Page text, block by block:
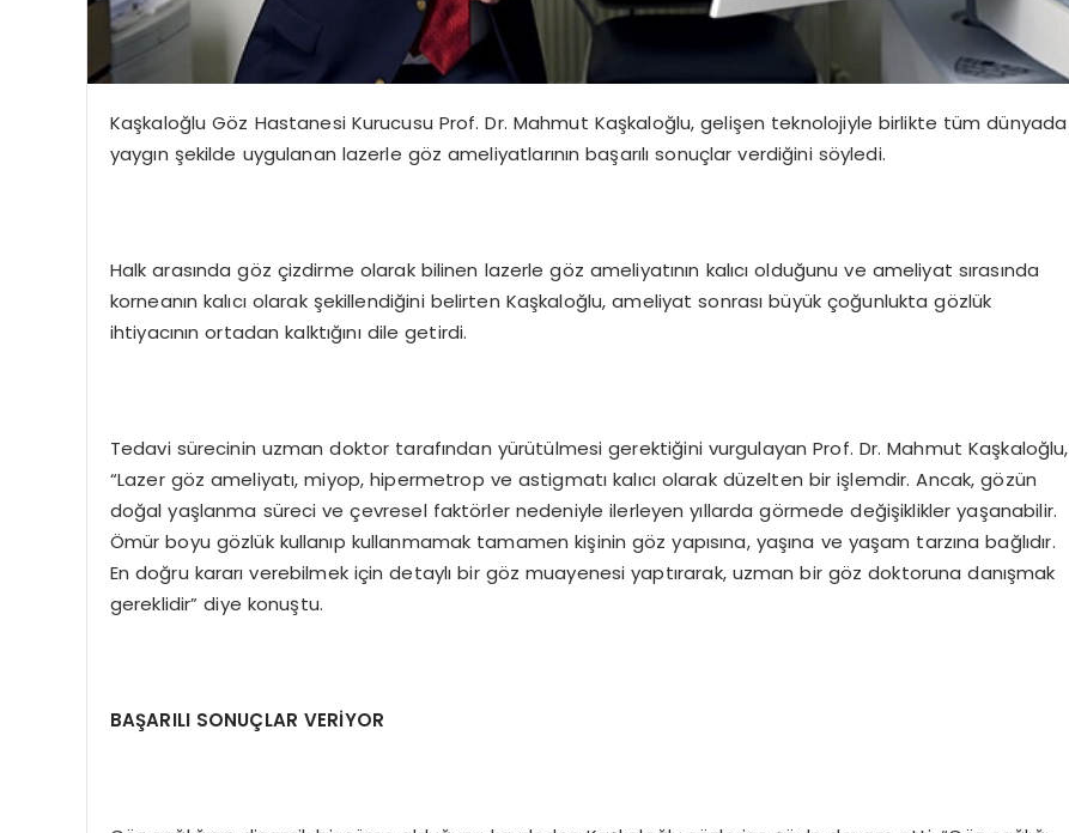
Kaşkaloğlu Göz Hastanesi Kurucusu Prof. Dr. Mahmut Kaşkaloğlu, gelişen teknolojiyle birlikte tüm dünyada
yaygın şekilde uygulanan lazerle göz ameliyatlarının başarılı sonuçlar verdiğini söyledi.
Halk arasında göz çizdirme olarak bilinen lazerle göz ameliyatının kalıcı olduğunu ve ameliyat sırasında
korneanın kalıcı olarak şekillendiğini belirten Kaşkaloğlu, ameliyat sonrası büyük çoğunlukta gözlük
ihtiyacının ortadan kalktığını dile getirdi.
Tedavi sürecinin uzman doktor tarafından yürütülmesi gerektiğini vurgulayan Prof. Dr. Mahmut Kaşkaloğlu,
“Lazer göz ameliyatı, miyop, hipermetrop ve astigmatı kalıcı olarak düzelten bir işlemdir. Ancak, gözün
doğal yaşlanma süreci ve çevresel faktörler nedeniyle ilerleyen yıllarda görmede değişiklikler yaşanabilir.
Ömür boyu gözlük kullanıp kullanmamak tamamen kişinin göz yapısına, yaşına ve yaşam tarzına bağlıdır.
En doğru kararı verebilmek için detaylı bir göz muayenesi yaptırarak, uzman bir göz doktoruna danışmak
gereklidir” diye konuştu.
BAŞARILI SONUÇLAR VERİYOR